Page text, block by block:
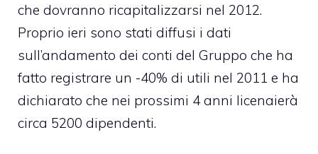
che dovranno ricapitalizzarsi nel 2012.
Proprio ieri sono stati diffusi i dati
sull’andamento dei conti del Gruppo che ha
fatto registrare un -40% di utili nel 2011 e ha
dichiarato che nei prossimi 4 anni licenaierà
circa 5200 dipendenti.